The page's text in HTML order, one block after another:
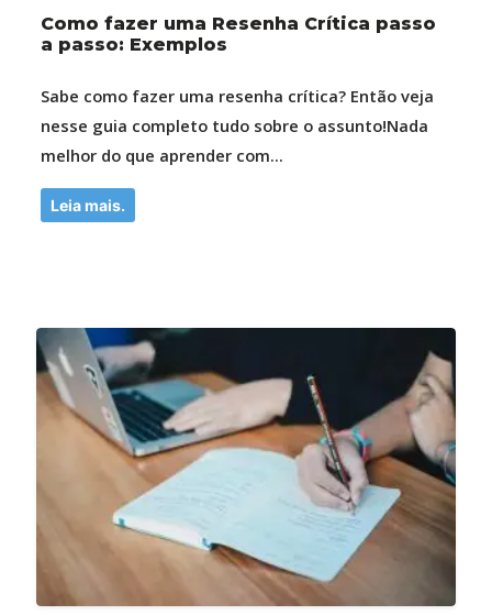
Como fazer uma Resenha Crítica passo
a passo: Exemplos
Sabe como fazer uma resenha crítica? Então veja
nesse guia completo tudo sobre o assunto!Nada
melhor do que aprender com...
Leia mais.